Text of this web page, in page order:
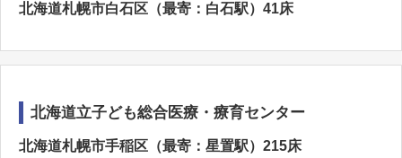
北海道札幌市白石区（最寄：白石駅）41床
北海道立子ども総合医療・療育センター
北海道札幌市手稲区（最寄：星置駅）215床